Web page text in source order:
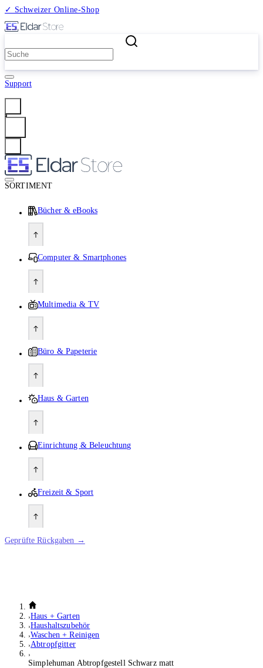
✓ Schweizer Online-Shop
Support
SORTIMENT
Bücher & eBooks
Computer & Smartphones
Multimedia & TV
Büro & Papeterie
Haus & Garten
Einrichtung & Beleuchtung
Freizeit & Sport
Geprüfte Rückgaben →
Haus + Garten
Haushaltszubehör
Waschen + Reinigen
Abtropfgitter
Simplehuman Abtropfgestell Schwarz matt